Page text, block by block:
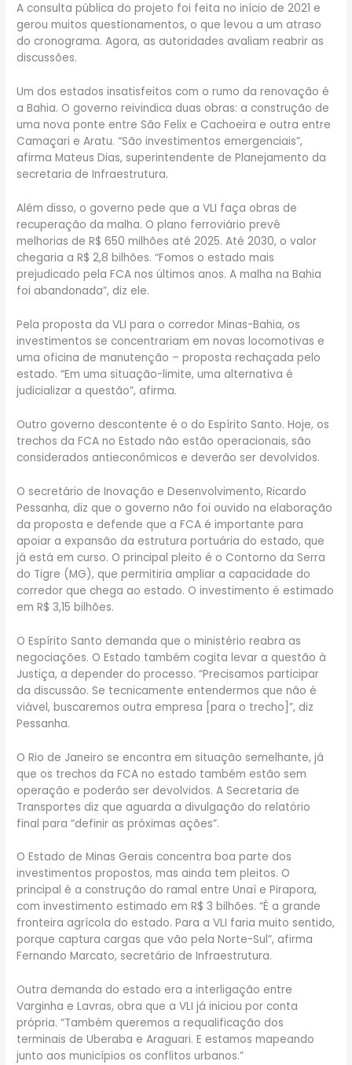
A consulta pública do projeto foi feita no início de 2021 e
gerou muitos questionamentos, o que levou a um atraso
do cronograma. Agora, as autoridades avaliam reabrir as
discussões.
Um dos estados insatisfeitos com o rumo da renovação é
a Bahia. O governo reivindica duas obras: a construção de
uma nova ponte entre São Felix e Cachoeira e outra entre
Camaçari e Aratu. “São investimentos emergenciais”,
afirma Mateus Dias, superintendente de Planejamento da
secretaria de Infraestrutura.
Além disso, o governo pede que a VLI faça obras de
recuperação da malha. O plano ferroviário prevê
melhorias de R$ 650 milhões até 2025. Até 2030, o valor
chegaria a R$ 2,8 bilhões. “Fomos o estado mais
prejudicado pela FCA nos últimos anos. A malha na Bahia
foi abandonada”, diz ele.
Pela proposta da VLI para o corredor Minas-Bahia, os
investimentos se concentrariam em novas locomotivas e
uma oficina de manutenção – proposta rechaçada pelo
estado. “Em uma situação-limite, uma alternativa é
judicializar a questão”, afirma.
Outro governo descontente é o do Espírito Santo. Hoje, os
trechos da FCA no Estado não estão operacionais, são
considerados antieconômicos e deverão ser devolvidos.
O secretário de Inovação e Desenvolvimento, Ricardo
Pessanha, diz que o governo não foi ouvido na elaboração
da proposta e defende que a FCA é importante para
apoiar a expansão da estrutura portuária do estado, que
já está em curso. O principal pleito é o Contorno da Serra
do Tigre (MG), que permitiria ampliar a capacidade do
corredor que chega ao estado. O investimento é estimado
em R$ 3,15 bilhões.
O Espírito Santo demanda que o ministério reabra as
negociações. O Estado também cogita levar a questão à
Justiça, a depender do processo. “Precisamos participar
da discussão. Se tecnicamente entendermos que não é
viável, buscaremos outra empresa [para o trecho]”, diz
Pessanha.
O Rio de Janeiro se encontra em situação semelhante, já
que os trechos da FCA no estado também estão sem
operação e poderão ser devolvidos. A Secretaria de
Transportes diz que aguarda a divulgação do relatório
final para “definir as próximas ações”.
O Estado de Minas Gerais concentra boa parte dos
investimentos propostos, mas ainda tem pleitos. O
principal é a construção do ramal entre Unaí e Pirapora,
com investimento estimado em R$ 3 bilhões. “É a grande
fronteira agrícola do estado. Para a VLI faria muito sentido,
porque captura cargas que vão pela Norte-Sul”, afirma
Fernando Marcato, secretário de Infraestrutura.
Outra demanda do estado era a interligação entre
Varginha e Lavras, obra que a VLI já iniciou por conta
própria. “Também queremos a requalificação dos
terminais de Uberaba e Araguari. E estamos mapeando
junto aos municípios os conflitos urbanos.”